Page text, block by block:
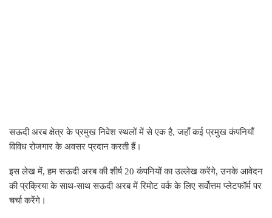
सऊदी अरब क्षेत्र के प्रमुख निवेश स्थलों में से एक है, जहाँ कई प्रमुख कंपनियाँ
विविध रोजगार के अवसर प्रदान करती हैं।
इस लेख में, हम सऊदी अरब की शीर्ष 20 कंपनियों का उल्लेख करेंगे, उनके आवेदन
की प्रक्रिया के साथ-साथ सऊदी अरब में रिमोट वर्क के लिए सर्वोत्तम प्लेटफॉर्म पर
चर्चा करेंगे।